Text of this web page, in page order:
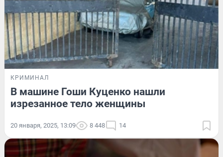
КРИМИНАЛ
В машине Гоши Куценко нашли
изрезанное тело женщины
20 января, 2025, 13:09 8 448 14